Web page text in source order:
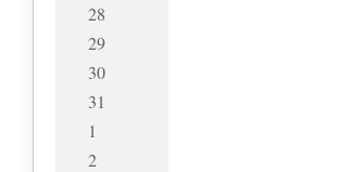
28
29
30
31
1
2